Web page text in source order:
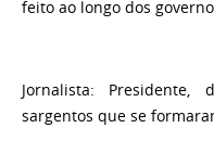
feito ao longo dos
Jornalista: Presidente,
sargentos que se